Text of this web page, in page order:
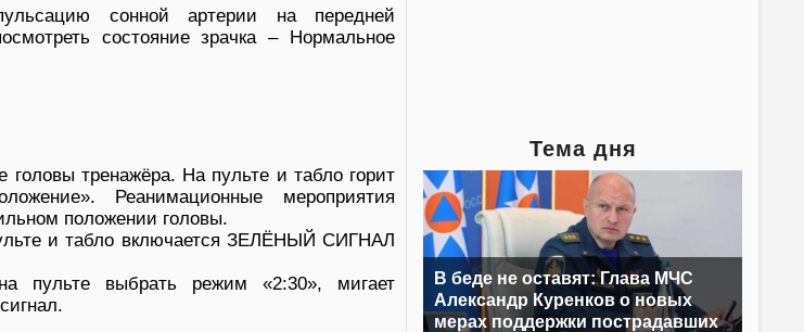
сонной артерии на передней
состояние зрачка – Нормальное
головы тренажёра. На пульте и табло горит
Реанимационные мероприятия
положении головы.
и табло включается ЗЕЛЁНЫЙ СИГНАЛ
пульте выбрать режим «2:30», мигает
Тема дня
В беде не оставят: Глава МЧС
Александр Куренков о новых
мерах поддержки пострадавших